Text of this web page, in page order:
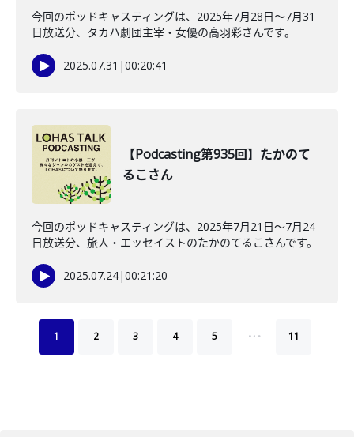
今回のポッドキャスティングは、2025年7月28日〜7月31
日放送分、タカハ劇団主宰・女優の高羽彩さんです。
2025.07.31 |00:20:41
【Podcasting第935回】たかのて
るこさん
今回のポッドキャスティングは、2025年7月21日〜7月24
日放送分、旅人・エッセイストのたかのてるこさんです。
2025.07.24|00:21:20
1 2 3 4 5 … 11